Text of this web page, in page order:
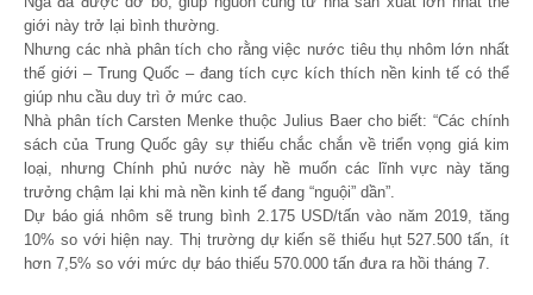
giới này trở lại bình thường.
Nhưng các nhà phân tích cho rằng việc nước tiêu thụ nhôm lớn nhất
thế giới – Trung Quốc – đang tích cực kích thích nền kinh tế có thể
giúp nhu cầu duy trì ở mức cao.
Nhà phân tích Carsten Menke thuộc Julius Baer cho biết: “Các chính
sách của Trung Quốc gây sự thiếu chắc chắn về triển vọng giá kim
loại, nhưng Chính phủ nước này hề muốn các lĩnh vực này tăng
trưởng chậm lại khi mà nền kinh tế đang “nguội” dần”.
Dự báo giá nhôm sẽ trung bình 2.175 USD/tấn vào năm 2019, tăng
10% so với hiện nay. Thị trường dự kiến sẽ thiếu hụt 527.500 tấn, ít
hơn 7,5% so với mức dự báo thiếu 570.000 tấn đưa ra hồi tháng 7.